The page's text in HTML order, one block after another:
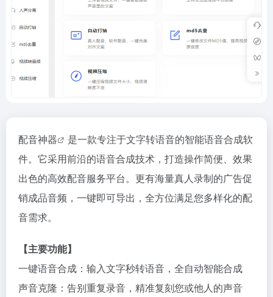
配音神器
是一款专注于文字转语音的智能语音合成软
件。它采用前沿的语音合成技术，打造操作简便、效果
出色的高效配音服务平台。更有海量真人录制的广告促
销成品音频，一键即可导出，全方位满足您多样化的配
音需求。
【主要功能】
一键语音合成：输入文字秒转语音，全自动智能合成
声音克隆：告别重复录音，精准复刻您或他人的声音